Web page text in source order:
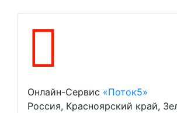
Онлайн-Сервис «Поток5»
Россия, Красноярский край,